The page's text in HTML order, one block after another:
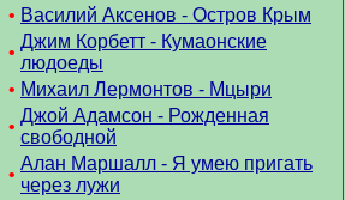
• Василий Аксенов - Остров Крым
•
Джим Корбетт - Кумаонские
людоеды
• Михаил Лермонтов - Мцыри
•
Джой Адамсон - Рожденная
свободной
•
Алан Маршалл - Я умею пригать
через лужи